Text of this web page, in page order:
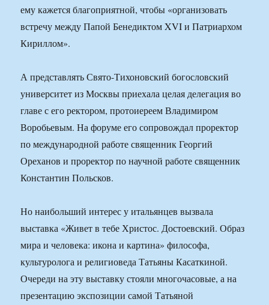
ему кажется благоприятной, чтобы «организовать
встречу между Папой Бенедиктом XVI и Патриархом
Кириллом».
А представлять Свято-Тихоновский богословский
университет из Москвы приехала целая делегация во
главе с его ректором, протоиереем Владимиром
Воробьевым. На форуме его сопровождал проректор
по международной работе священник Георгий
Ореханов и проректор по научной работе священник
Константин Польсков.
Но наибольший интерес у итальянцев вызвала
выставка «Живет в тебе Христос. Достоевский. Образ
мира и человека: икона и картина» философа,
культуролога и религиоведа Татьяны Касаткиной.
Очереди на эту выставку стояли многочасовые, а на
презентацию экспозиции самой Татьяной